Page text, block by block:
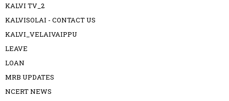
KALVI TV_2
KALVISOLAI - CONTACT US
KALVI_VELAIVAIPPU
LEAVE
LOAN
MRB UPDATES
NCERT NEWS